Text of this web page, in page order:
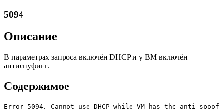
5094
Описание
В параметрах запроса включён DHCP и у ВМ включён
антиспуфинг.
Содержимое
Error 5094, Cannot use DHCP while VM has the anti-